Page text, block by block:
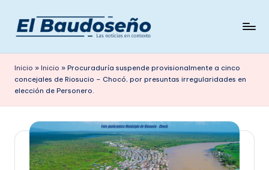
Saltar
contenido
e
ri
ó
d
en
contexto
Inicio » Inicio » Procuraduría suspende provisionalmente a cinco
concejales de Riosucio – Chocó, por presuntas irregularidades en
elección de Personero.